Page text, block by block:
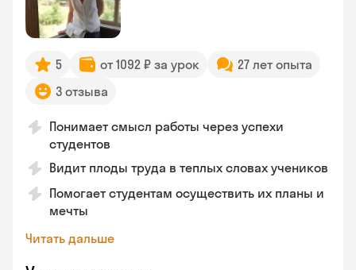
5 от 1092 ₽ за урок
27 лет опыта
3 отзыва
Понимает смысл работы через успехи
студентов
Видит плоды труда в теплых словах учеников
Помогает студентам осуществить их планы и
мечты
Читать дальше